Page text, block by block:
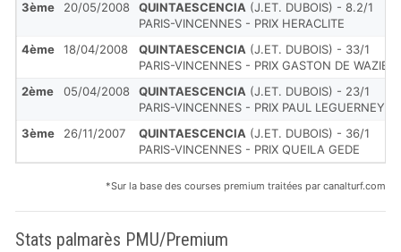
3ème
20/05/2008 QUINTAESCENCIA (J.ET. DUBOIS) - 8.2/1
PARIS-VINCENNES - PRIX HERACLITE
4ème
18/04/2008 QUINTAESCENCIA (J.ET. DUBOIS) - 33/1
PARIS-VINCENNES - PRIX GASTON DE
2ème
05/04/2008 QUINTAESCENCIA (J.ET. DUBOIS) - 23/1
PARIS-VINCENNES - PRIX PAUL LEGUERNEY
3ème
26/11/2007 QUINTAESCENCIA (J.ET. DUBOIS) - 36/1
PARIS-VINCENNES - PRIX QUEILA GEDE
*Sur la base des courses premium traitées par canalturf.com
Stats palmarès PMU/Premium